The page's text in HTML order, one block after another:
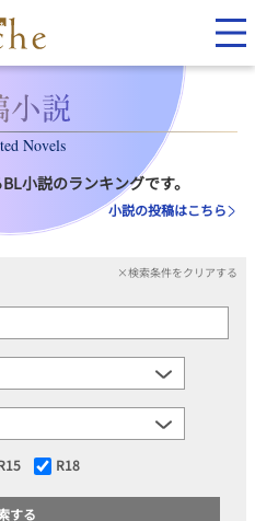
Novels
小説のランキングです。
小説の投稿はこちら
×検索条件をクリアする
R18